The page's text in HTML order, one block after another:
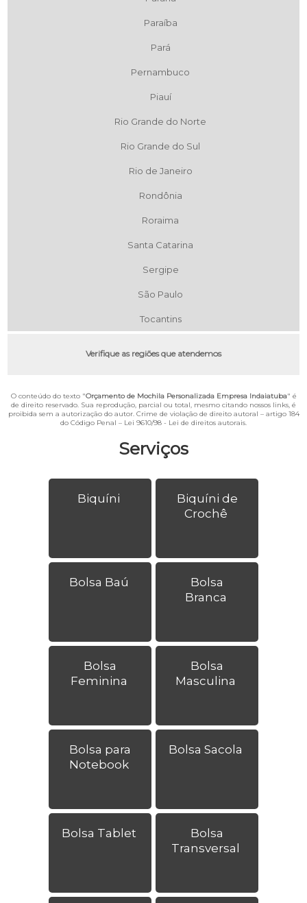
Serviços
Biquíni
Biquíni de
Crochê
Bolsa Baú
Bolsa
Branca
Bolsa
Feminina
Bolsa
Masculina
Bolsa para
Notebook
Bolsa Sacola
Bolsa Tablet
Bolsa
Transversal
Paraíba
Pará
Pernambuco
Piauí
Rio Grande do Norte
Rio Grande do Sul
Rio de Janeiro
Rondônia
Roraima
Santa Catarina
Sergipe
São Paulo
Tocantins
Verifique as regiões que atendemos
O conteúdo do texto "Orçamento de Mochila Personalizada Empresa Indaiatuba" é
de direito reservado. Sua reprodução, parcial ou total, mesmo citando nossos links, é
proibida sem a autorização do autor. Crime de violação de direito autoral – artigo 184
do Código Penal – Lei 9610/98 - Lei de direitos autorais.